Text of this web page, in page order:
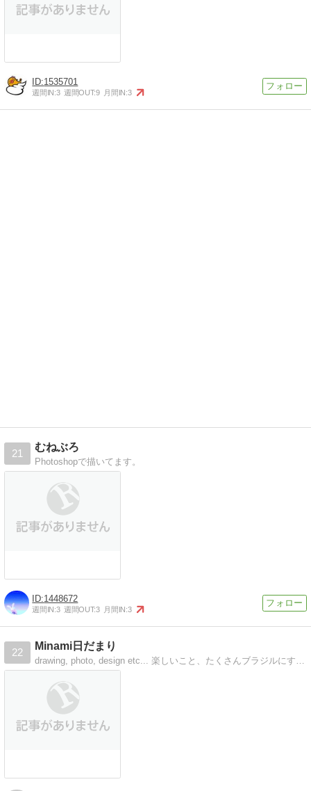
1535701
週間IN:3 週間OUT:9 月間IN:3
21
むねぶろ
Photoshopで描いてます。
1448672
週間IN:3 週間OUT:3 月間IN:3
22
Minami日だまり
drawing, photo, design etc... 楽しいこと、たくさんブラジルにすむ１６歳です